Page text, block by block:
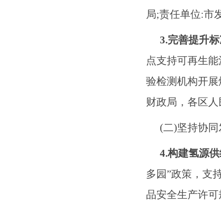
局;责任单位:市
3.完善提升
点支持可再生
验检测机构开
财政局，各区
(二)坚持协
4.构建氢源
多园”政策，支
品安全生产许